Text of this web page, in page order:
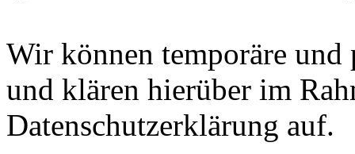
Wir können temporäre und
und klären hierüber im
Datenschutzerklärung auf.